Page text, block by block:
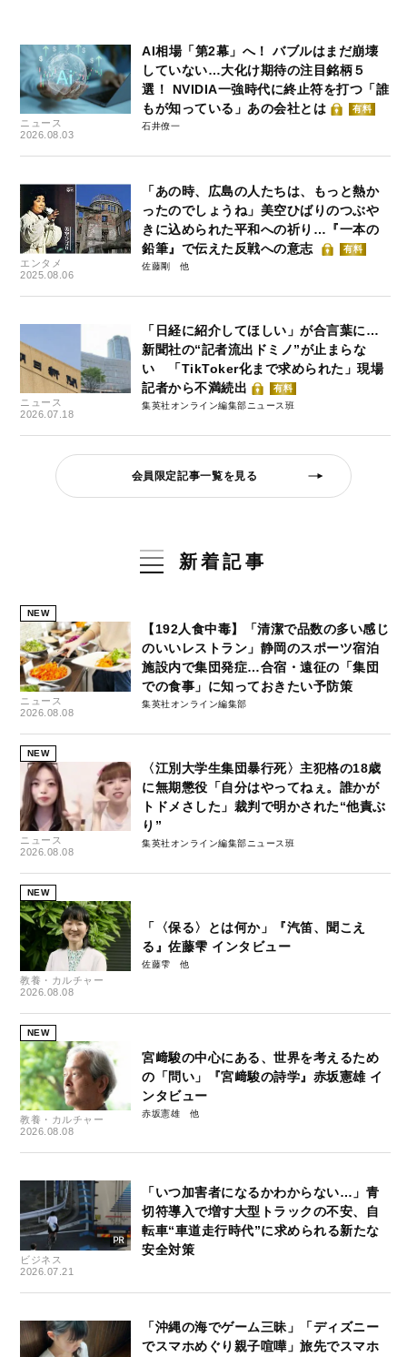
ニュース
2026.08.03
AI相場「第2幕」へ！ バブルはまだ崩壊
していない…大化け期待の注目銘柄５
選！ NVIDIA一強時代に終止符を打つ「誰
もが知っている」あの会社とは
有料
石井僚一
エンタメ
2025.08.06
「あの時、広島の人たちは、もっと熱か
ったのでしょうね」美空ひばりのつぶや
きに込められた平和への祈り…『一本の
鉛筆』で伝えた反戦への意志
有料
佐藤剛
ニュース
2026.07.18
「日経に紹介してほしい」が合言葉に…
新聞社の“記者流出ドミノ”が止まらな
い 「TikToker化まで求められた」現場
記者から不満続出
有料
集英社オンライン編集部ニュース班
会員限定記事一覧を見る
新着記事
NEW
ニュース
2026.08.08
【192人食中毒】「清潔で品数の多い感じ
のいいレストラン」静岡のスポーツ宿泊
施設内で集団発症…合宿・遠征の「集団
での食事」に知っておきたい予防策
集英社オンライン編集部
NEW
ニュース
2026.08.08
〈江別大学生集団暴行死〉主犯格の18歳
に無期懲役「自分はやってねぇ。誰かが
トドメさした」裁判で明かされた“他責ぶ
り”
集英社オンライン編集部ニュース班
NEW
教養・カルチャー
2026.08.08
「〈保る〉とは何か」『汽笛、聞こえ
る』佐藤雫 インタビュー
佐藤雫
NEW
教養・カルチャー
2026.08.08
宮﨑駿の中心にある、世界を考えるため
の「問い」『宮﨑駿の詩学』赤坂憲雄 イ
ンタビュー
赤坂憲雄
ビジネス
2026.07.21
「いつ加害者になるかわからない…」青
切符導入で増す大型トラックの不安、自
転車“車道走行時代”に求められる新たな
安全対策
「沖縄の海でゲーム三昧」「ディズニー
でスマホめぐり親子喧嘩」旅先でスマホ